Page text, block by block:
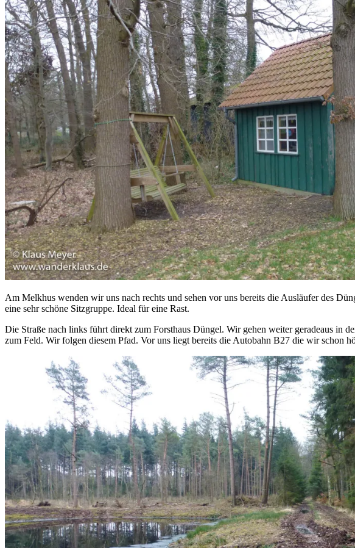
Am Melkhus wenden wir uns nach rechts und sehen vor uns bereits die Ausläufer des
eine sehr schöne Sitzgruppe. Ideal für eine Rast.
Die Straße nach links führt direkt zum Forsthaus Düngel. Wir gehen weiter geradeaus in
zum Feld. Wir folgen diesem Pfad. Vor uns liegt bereits die Autobahn B27 die wir schon